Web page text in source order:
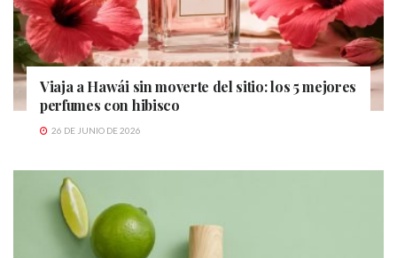
Viaja a Hawái sin moverte del sitio: los 5 mejores
perfumes con hibisco
26 DE JUNIO DE 2026